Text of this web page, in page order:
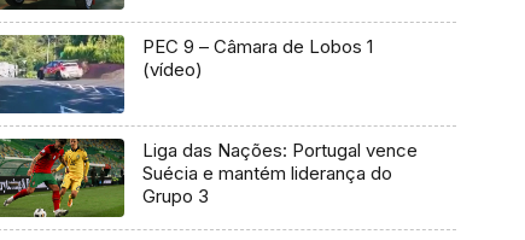
PEC 9 – Câmara de Lobos 1
(vídeo)
Liga das Nações: Portugal vence
Suécia e mantém liderança do
Grupo 3